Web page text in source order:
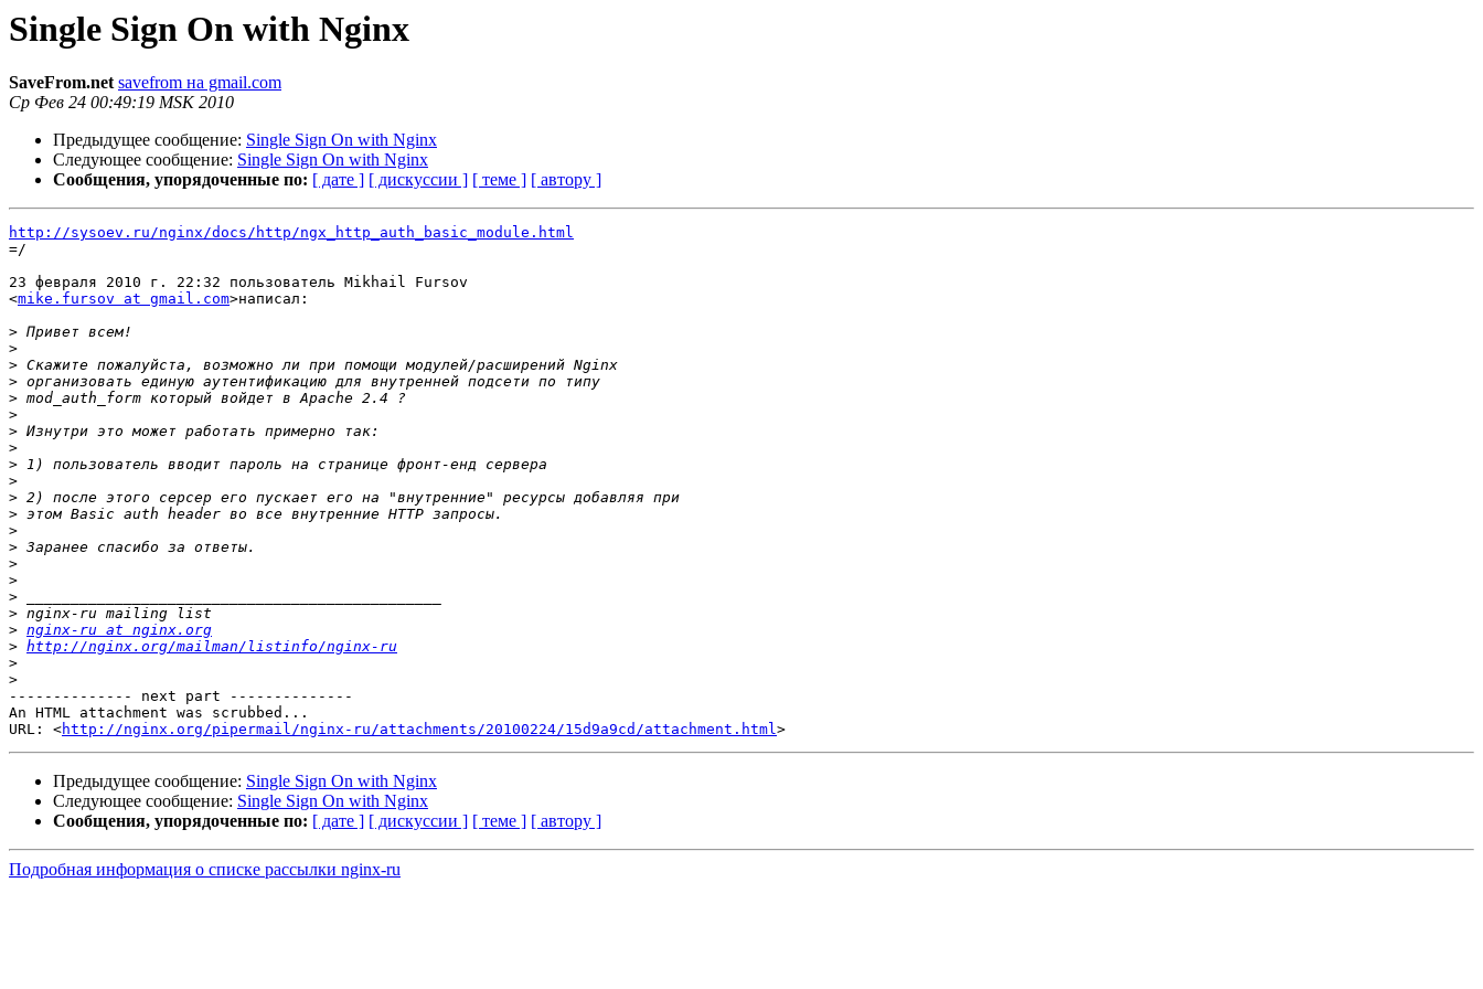
Single Sign On with Nginx
SaveFrom.net savefrom на gmail.com
Ср Фев 24 00:49:19 MSK 2010
Предыдущее сообщение: Single Sign On with Nginx
Следующее сообщение: Single Sign On with Nginx
Сообщения, упорядоченные по: [ дате ] [ дискуссии ] [ теме ] [ автору ]
http://sysoev.ru/nginx/docs/http/ngx_http_auth_basic_module.html
=/
23 февраля 2010 г. 22:32 пользователь Mikhail Fursov
<mike.fursov at gmail.com>написал:
>
>
>
>
>
>
>
>
>
>
>
>
>
>
>
>
>
>
> nginx-ru at nginx.org
> http://nginx.org/mailman/listinfo/nginx-ru
>
>
-------------- next part --------------
An HTML attachment was scrubbed...
URL: <http://nginx.org/pipermail/nginx-ru/attachments/20100224/15d9a9cd/attachment.html
Предыдущее сообщение: Single Sign On with Nginx
Следующее сообщение: Single Sign On with Nginx
Сообщения, упорядоченные по: [ дате ] [ дискуссии ] [ теме ] [ автору ]
Подробная информация о списке рассылки nginx-ru